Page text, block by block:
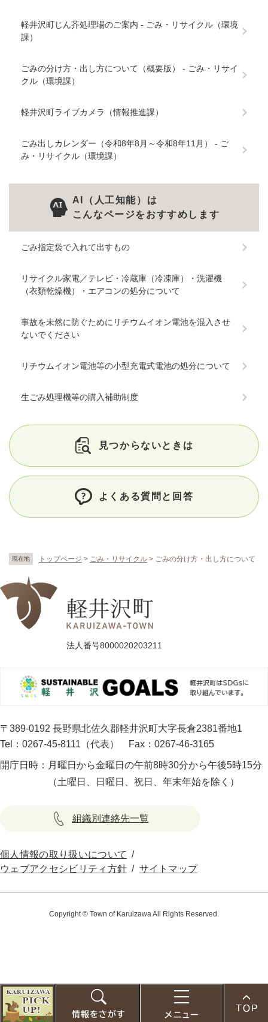
お
現在地 トップページ > ごみ・リサイクル > ごみの分け方・出し方について
軽井沢町じん芥処理場のご案内 - ごみ・リサイクル（環境
課）
ごみの分け方・出し方について（概要版） - ごみ・リサイ
クル（環境課）
軽井沢町ライブカメラ（情報推進課）
ごみ出しカレンダー（令和8年8月～令和8年11月） - ご
み・リサイクル（環境課）
AI（人工知能）は
こんなページをおすすめします
ごみ指定袋で入れて出すもの
リサイクル家電／テレビ・冷蔵庫（冷凍庫）・洗濯機
（衣類乾燥機）・エアコンの処分について
事故を未然に防ぐためにリチウムイオン電池を混入させ
ないでください
リチウムイオン電池等の小型充電式電池の処分について
生ごみ処理機等の購入補助制度
見つからないときは
よくある質問と回答
法人番号8000020203211
〒389-0192 長野県北佐久郡軽井沢町大字長倉2381番地1
Tel：0267-45-8111（代表）
Fax：0267-46-3165
開庁日時： 月曜日から金曜日の午前8時30分から午後5時15分
（土曜日、日曜日、祝日、年末年始を除く）
組織別連絡先一覧
個人情報の取り扱いについて
ウェブアクセシビリティ方針
サイトマップ
Copyright © Town of Karuizawa All Rights Reserved.